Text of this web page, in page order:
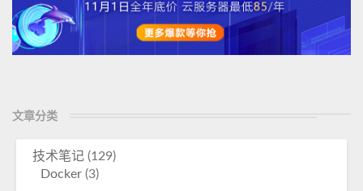
文章分类
技术笔记 (129)
Docker (3)